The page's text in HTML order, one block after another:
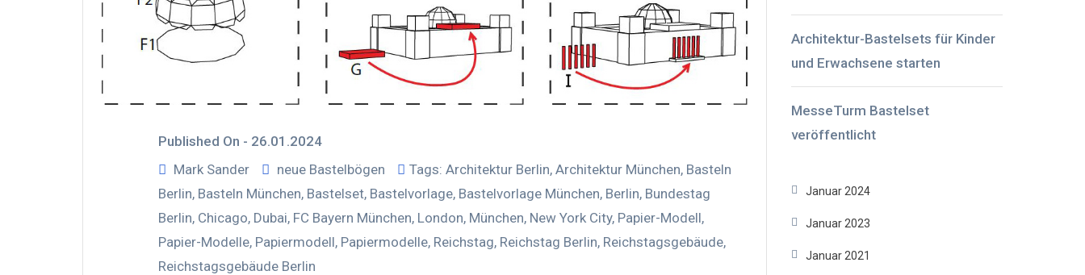
Published On - 26.01.2024
Mark Sander
neue Bastelbögen Tags: Architektur Berlin, Architektur München, Basteln
Berlin, Basteln München, Bastelset, Bastelvorlage, Bastelvorlage München, Berlin, Bundestag
Berlin, Chicago, Dubai, FC Bayern München, London, München, New York City, Papier-Modell,
Papier-Modelle, Papiermodell, Papiermodelle, Reichstag, Reichstag Berlin, Reichstagsgebäude,
Reichstagsgebäude Berlin
Architektur-Bastelsets für Kinder
und Erwachsene starten
MesseTurm Bastelset
veröffentlicht
Januar 2024
Januar 2023
Januar 2021